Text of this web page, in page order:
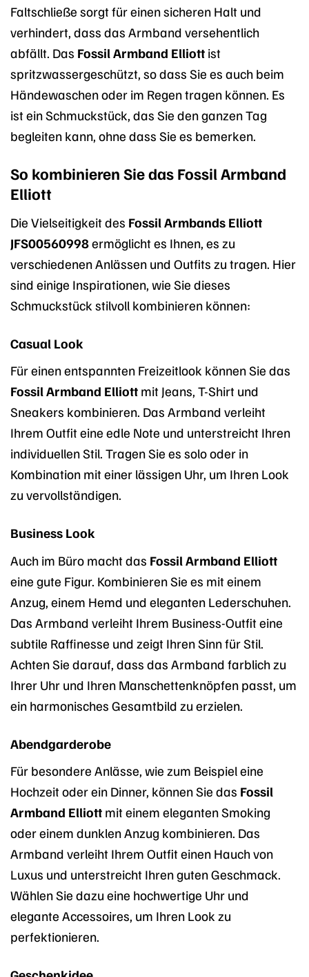
Faltschließe sorgt für einen sicheren Halt und
verhindert, dass das Armband versehentlich
abfällt. Das Fossil Armband Elliott ist
spritzwassergeschützt, so dass Sie es auch beim
Händewaschen oder im Regen tragen können. Es
ist ein Schmuckstück, das Sie den ganzen Tag
begleiten kann, ohne dass Sie es bemerken.
So kombinieren Sie das Fossil Armband
Elliott
Die Vielseitigkeit des Fossil Armbands Elliott
JFS00560998ermöglicht es Ihnen, es zu
verschiedenen Anlässen und Outfits zu tragen. Hier
sind einige Inspirationen, wie Sie dieses
Schmuckstück stilvoll kombinieren können:
Casual Look
Für einen entspannten Freizeitlook können Sie das
Fossil Armband Elliott mit Jeans, T-Shirt und
Sneakers kombinieren. Das Armband verleiht
Ihrem Outfit eine edle Note und unterstreicht Ihren
individuellen Stil. Tragen Sie es solo oder in
Kombination mit einer lässigen Uhr, um Ihren Look
zu vervollständigen.
Business Look
Auch im Büro macht das Fossil Armband Elliott
eine gute Figur. Kombinieren Sie es mit einem
Anzug, einem Hemd und eleganten Lederschuhen.
Das Armband verleiht Ihrem Business-Outfit eine
subtile Raffinesse und zeigt Ihren Sinn für Stil.
Achten Sie darauf, dass das Armband farblich zu
Ihrer Uhr und Ihren Manschettenknöpfen passt, um
ein harmonisches Gesamtbild zu erzielen.
Abendgarderobe
Für besondere Anlässe, wie zum Beispiel eine
Hochzeit oder ein Dinner, können Sie das Fossil
Armband Elliott mit einem eleganten Smoking
oder einem dunklen Anzug kombinieren. Das
Armband verleiht Ihrem Outfit einen Hauch von
Luxus und unterstreicht Ihren guten Geschmack.
Wählen Sie dazu eine hochwertige Uhr und
elegante Accessoires, um Ihren Look zu
perfektionieren.